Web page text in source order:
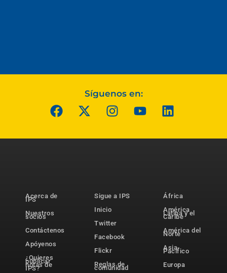
Síguenos en:
Acerca de
IPS
Nuestros
socios
Contáctenos
Apóyenos
¿Quieres
publicar
notas de
IPS?
Sigue a IPS
Inicio
Twitter
Facebook
Flickr
Reglas de
comunidad
África
América
Latina y el
Caribe
América del
Norte
Asia-
Pacífico
Europa